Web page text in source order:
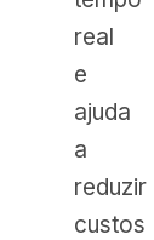
real
e
ajuda
a
reduzir
custos